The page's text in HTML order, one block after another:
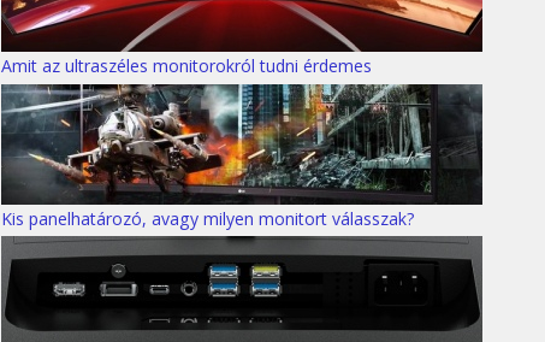
Amit az ultraszéles monitorokról tudni érdemes
Kis panelhatározó, avagy milyen monitort válasszak?